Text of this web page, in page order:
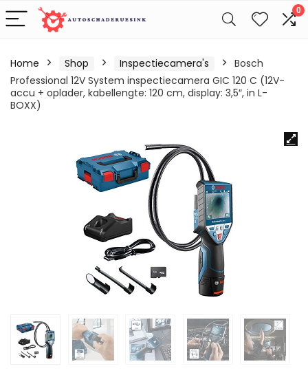
0
Home Shop Inspectiecamera's
Bosch
Professional 12V System inspectiecamera GIC 120 C (12V-
accu + oplader, kabellengte: 120 cm, display: 3,5″, in L-
BOXX)